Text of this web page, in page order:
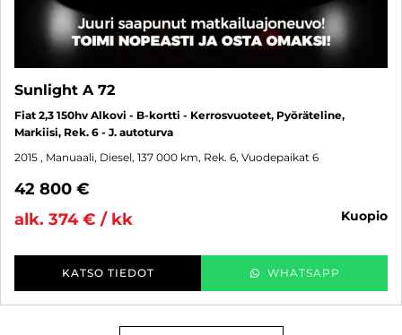
Sunlight A 72
Fiat 2,3 150hv Alkovi - B-kortti - Kerrosvuoteet, Pyöräteline,
Markiisi, Rek. 6 - J. autoturva
2015 , Manuaali, Diesel, 137 000 km, Rek. 6, Vuodepaikat 6
42 800 €
alk. 374 € / kk
kuopio
KATSO TIEDOT WHATSAPP